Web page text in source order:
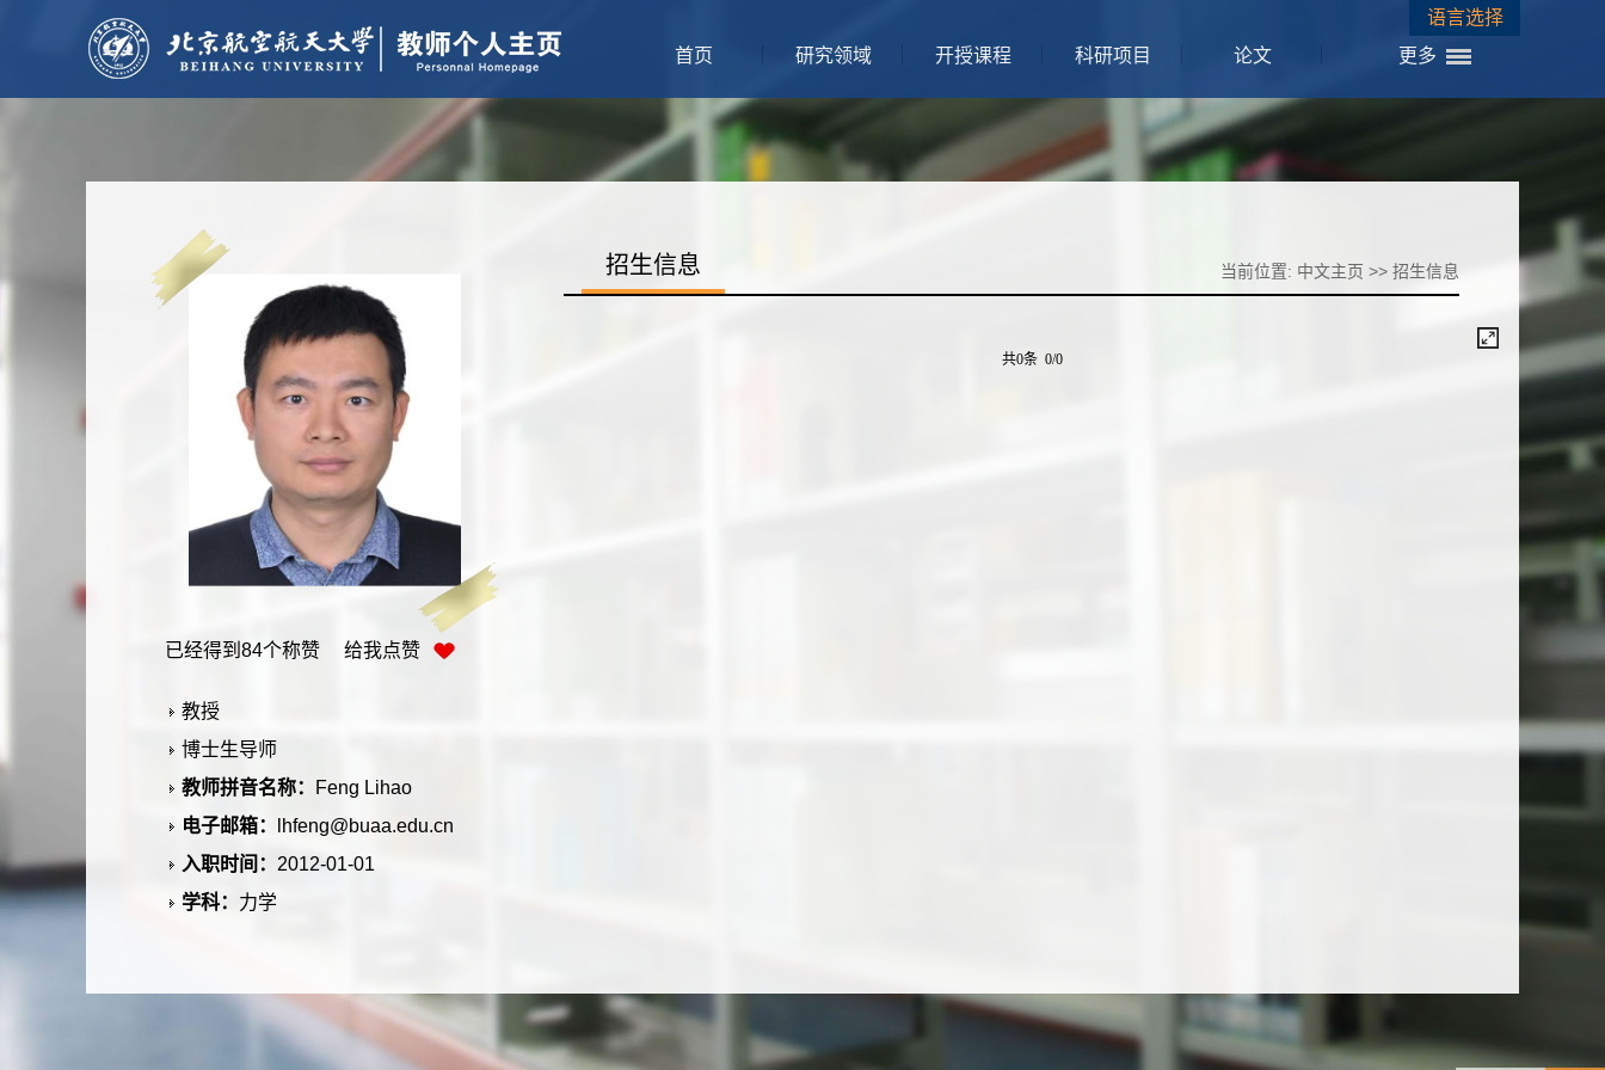
语言选择
首页
研究领域 开授课程 科研项目 论文 更多
已经得到 84个称赞 给我点赞
教授
博士生导师
教师拼音名称：
Feng Lihao
电子邮箱：
lhfeng@buaa.edu.cn
入职时间： 2012-01-01
学科： 力学
招生信息 当前位置: 中文主页 >> 招生信息
共0条 0/0